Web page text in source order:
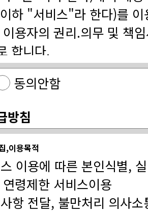
합니다.
동의안함
방침
,이용목적
령제한 서비스이용